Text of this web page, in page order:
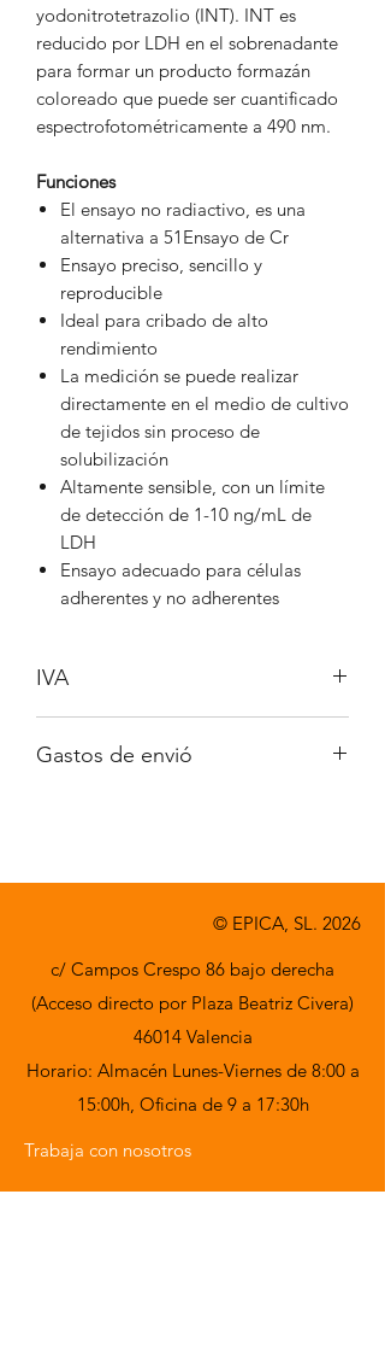
yodonitrotetrazolio (INT). INT es
reducido por LDH en el sobrenadante
para formar un producto formazán
coloreado que puede ser cuantificado
espectrofotométricamente a 490 nm.
Funciones
El ensayo no radiactivo, es una
alternativa a 51Ensayo de Cr
Ensayo preciso, sencillo y
reproducible
Ideal para cribado de alto
rendimiento
La medición se puede realizar
directamente en el medio de cultivo
de tejidos sin proceso de
solubilización
Altamente sensible, con un límite
de detección de 1-10 ng/mL de
LDH
Ensayo adecuado para células
adherentes y no adherentes
IVA
Gastos de envió
© EPICA, SL. 2026
c/ Campos Crespo 86 bajo derecha
(Acceso directo por Plaza Beatriz Civera)
46014 Valencia
Horario: Almacén Lunes-Viernes de 8:00 a
15:00h, Oficina de 9 a 17:30h
Trabaja con nosotros